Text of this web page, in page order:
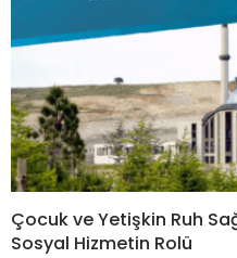
Çocuk ve Yetişkin Ruh
Sosyal Hizmetin Rolü